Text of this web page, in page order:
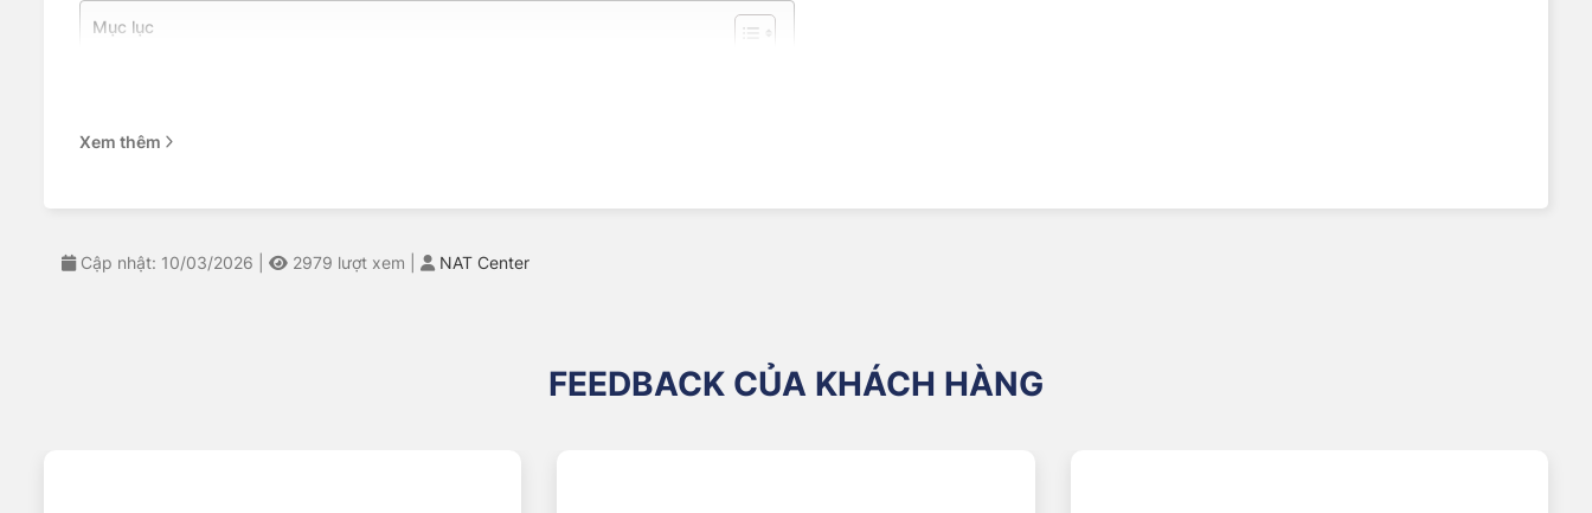
Mục lục
So sánh thực tế với các đối thủ cùng phân khúc – Góc nhìn từ chuyên gia NAT Center
Trải nghiệm thực tế khi lắp đặt tại NAT Center
Xem thêm
Cập nhật: 10/03/2026 2979 lượt xem NAT Center
FEEDBACK CỦA KHÁCH HÀNG